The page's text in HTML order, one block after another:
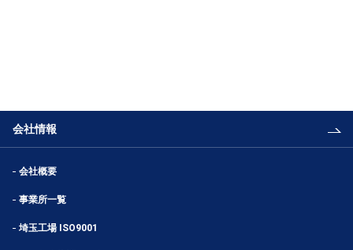
会社情報
会社概要
事業所一覧
埼玉工場 ISO9001